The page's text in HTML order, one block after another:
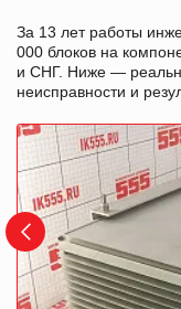
За 13 лет работы
000 блоков на
и СНГ. Ниже —
неисправности и